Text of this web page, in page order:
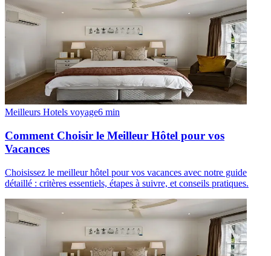
Meilleurs Hotels voyage6 min
Comment Choisir le Meilleur Hôtel pour vos
Vacances
Choisissez le meilleur hôtel pour vos vacances avec notre guide
détaillé : critères essentiels, étapes à suivre, et conseils pratiques.